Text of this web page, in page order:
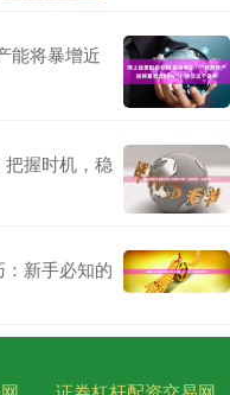
能将暴增近
握时机，稳
新手必知的